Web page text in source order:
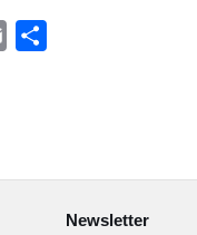
Newsletter